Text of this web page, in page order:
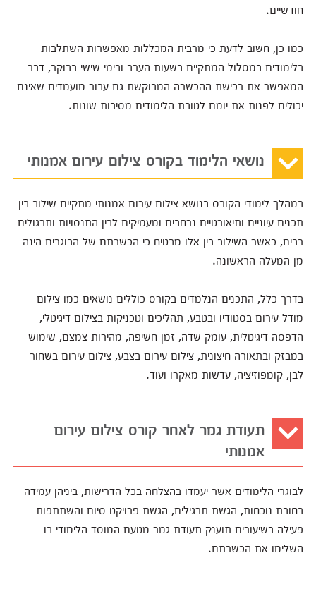
חודשיים.
כמו כן, חשוב לדעת כי מרבית המכללות מאפשרות השתלבות
בלימודים במסלול המתקיים בשעות הערב ובימי שישי בבוקר, דבר
המאפשר את רכישת ההכשרה המבוקשת גם עבור מועמדים שאינם
יכולים לפנות את יומם לטובת הלימודים מסיבות שונות.
נושאי הלימוד בקורס צילום עירום אמנותי
במהלך לימודי הקורס בנושא צילום עירום אמנותי מתקיים שילוב בין
תכנים עיוניים ותיאורטיים נרחבים ומעמיקים לבין התנסויות ותרגולים
רבים, כאשר השילוב בין אלו מבטיח כי הכשרתם של הבוגרים הינה
מן המעלה הראשונה.
בדרך כלל, התכנים הנלמדים בקורס כוללים נושאים כמו צילום
מודל עירום בסטודיו ובטבע, תהליכים וטכניקות בצילום דיגיטלי,
הדפסה דיגיטלית, עומק שדה, זמן חשיפה, מהירות צמצם, שימוש
במבזק ובתאורה חיצונית, צילום עירום בצבע, צילום עירום בשחור
לבן, קומפוזיציה, עדשות מאקרו ועוד.
תעודת גמר לאחר קורס צילום עירום
אמנותי
לבוגרי הלימודים אשר יעמדו בהצלחה בכל הדרישות, ביניהן עמידה
בחובת נוכחות, הגשת תרגילים, הגשת פרויקט סיום והשתתפות
פעילה בשיעורים תוענק תעודת גמר מטעם המוסד הלימודי בו
השלימו את הכשרתם.